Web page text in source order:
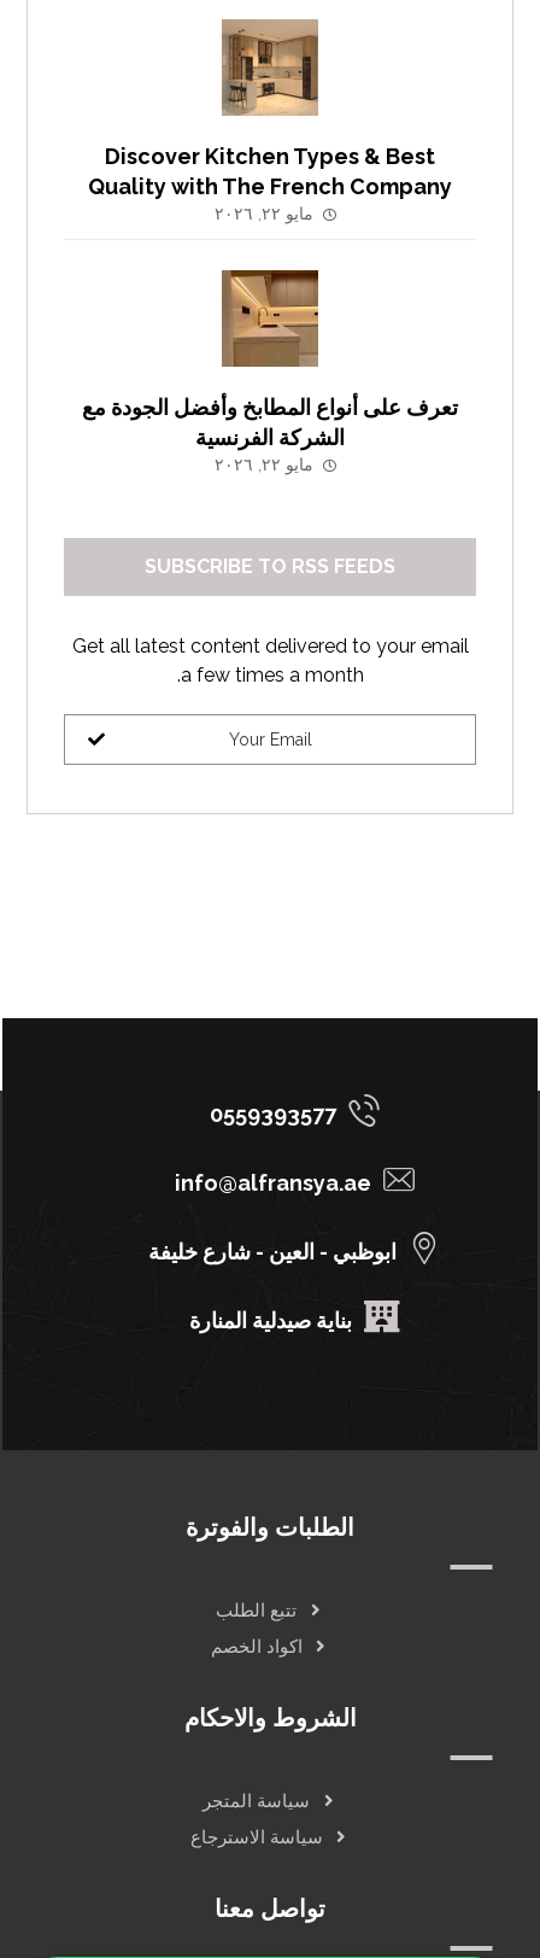
Discover Kitchen Types & Best
Quality with The French Company
مايو ٢٢, ٢٠٢٦
تعرف على أنواع المطابخ وأفضل الجودة مع
الشركة الفرنسية
مايو ٢٢, ٢٠٢٦
SUBSCRIBE TO RSS FEEDS
Get all latest content delivered to your email
a few times a month.
0559393577
info@alfransya.ae
ابوظبي - العين - شارع خليفة
بناية صيدلية المنارة
الطلبات والفوترة
تتبع الطلب
اكواد الخصم
الشروط والاحكام
سياسة المتجر
سياسة الاسترجاع
تواصل معنا